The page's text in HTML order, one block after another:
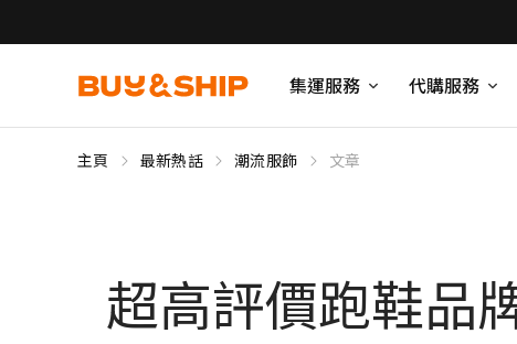
集運服務 代購服務
主頁 最新熱話 潮流服飾 文章
超高評價跑鞋品